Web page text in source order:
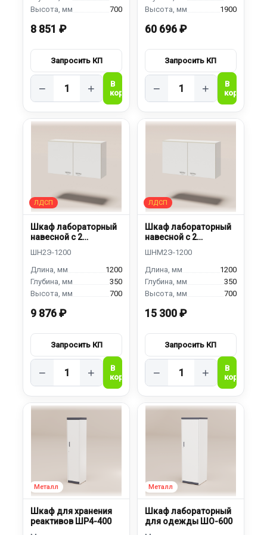
700
8 851 ₽
− +
1900
60 696 ₽
− +
Шкаф лабораторный
навесной с 2
1200
350
700
9 876 ₽
− +
Шкаф лабораторный
навесной с 2
металлический
1200
350
700
15 300 ₽
− +
Шкаф для хранения
реактивов ШР4-400
Шкаф лабораторный
для одежды ШО-600